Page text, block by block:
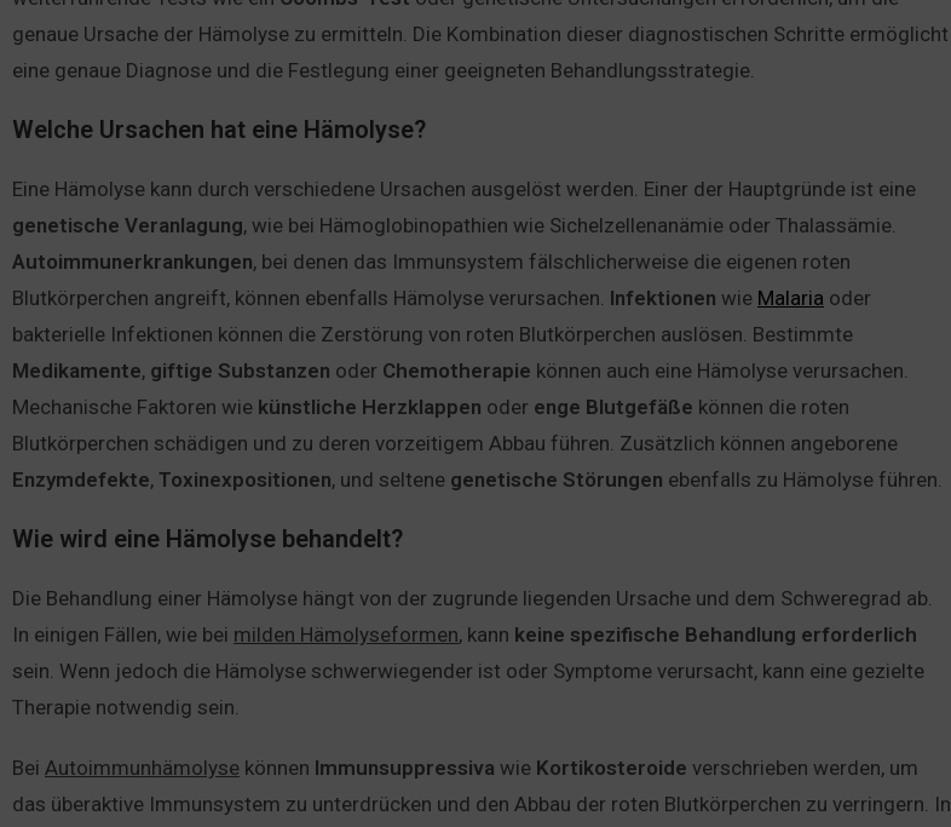
genaue Ursache der Hämolyse zu ermitteln. Die Kombination dieser diagnostischen Schritte ermöglicht
eine genaue Diagnose und die Festlegung einer geeigneten Behandlungsstrategie.
Welche Ursachen hat eine Hämolyse?
Eine Hämolyse kann durch verschiedene Ursachen ausgelöst werden. Einer der Hauptgründe ist eine
genetische Veranlagung, wie bei Hämoglobinopathien wie Sichelzellenanämie oder Thalassämie.
Autoimmunerkrankungen, bei denen das Immunsystem fälschlicherweise die eigenen roten
Blutkörperchen angreift, können ebenfalls Hämolyse verursachen. Infektionen wie Malaria oder
bakterielle Infektionen können die Zerstörung von roten Blutkörperchen auslösen. Bestimmte
Medikamente, giftige Substanzen oder Chemotherapie können auch eine Hämolyse verursachen.
Mechanische Faktoren wie künstliche Herzklappen oder enge Blutgefäße können die roten
Blutkörperchen schädigen und zu deren vorzeitigem Abbau führen. Zusätzlich können angeborene
Enzymdefekte, Toxinexpositionen, und seltene genetische Störungen ebenfalls zu Hämolyse führen.
Wie wird eine Hämolyse behandelt?
Die Behandlung einer Hämolyse hängt von der zugrunde liegenden Ursache und dem Schweregrad ab.
In einigen Fällen, wie bei milden Hämolyseformen, kann keine spezifische Behandlung erforderlich
sein. Wenn jedoch die Hämolyse schwerwiegender ist oder Symptome verursacht, kann eine gezielte
Therapie notwendig sein.
Bei Autoimmunhämolyse können Immunsuppressiva wie Kortikosteroide verschrieben werden, um
das überaktive Immunsystem zu unterdrücken und den Abbau der roten Blutkörperchen zu verringern. In